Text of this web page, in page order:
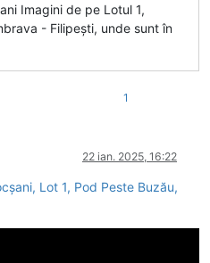
Imagini de pe Lotul 1,
- Filipești, unde sunt în
1
22 ian. 2025, 16:22
Lot 1, Pod Peste Buzău,